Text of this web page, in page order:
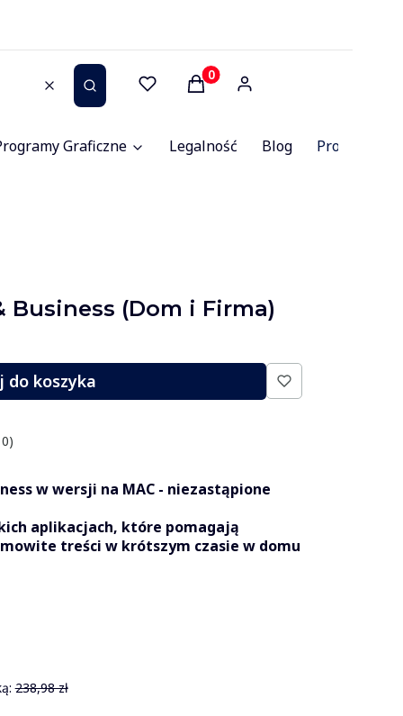
WyczyśćSzukaj Produkty w koszyku: 0.
Graficzne Legalność Blog Promocje
Business (Dom i Firma)
do koszyka
w wersji na MAC - niezastąpione
aplikacjach, które pomagają
treści w krótszym czasie w domu
238,98 zł